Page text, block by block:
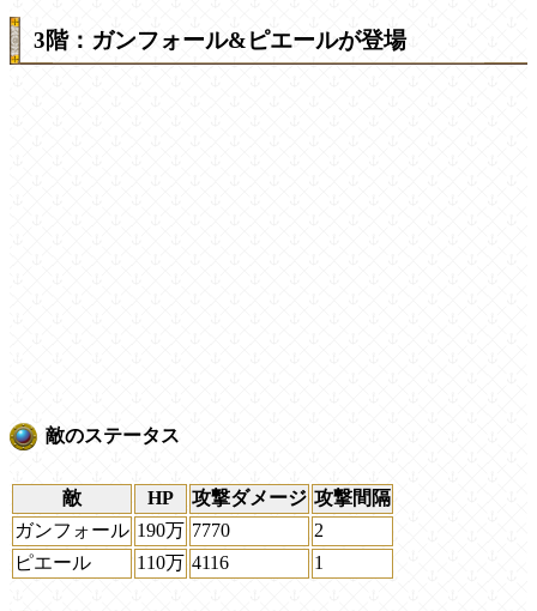
3階：ガンフォール&ピエールが登場
敵のステータス
敵 HP 攻撃ダメージ 攻撃間隔
ガンフォール 190万 7770
2
ピエール
110万 4116 1